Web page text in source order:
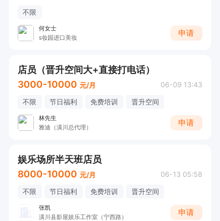
不限
何女士
s妆园进口美妆
申请
店员（晋升空间大+直接打电话）
3000-10000 元/月 06-09 13:43
不限 节日福利 免费培训 晋升空间
林先生
雅迪（潢川总代理）
申请
娱乐场所半天班店员
8000-10000 元/月 06-13 05:58
不限 节日福利 免费培训 晋升空间
张凯
潢川县影屋娱乐工作室（宁西路）
申请